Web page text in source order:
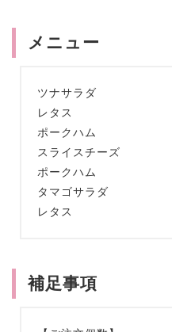
メニュー
ツナサラダ
レタス
ポークハム
スライスチーズ
ポークハム
タマゴサラダ
レタス
補足事項